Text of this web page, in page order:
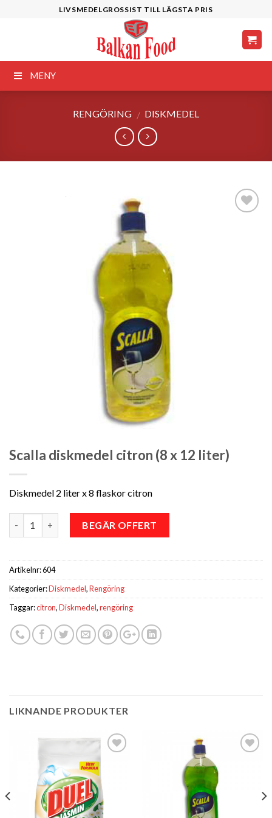
LIVSMEDELGROSSIST TILL LÄGSTA PRIS
MENY
RENGÖRING / DISKMEDEL
Scalla diskmedel citron (8 x 12 liter)
Diskmedel 2 liter x 8 flaskor citron
BEGÄR OFFERT
Artikelnr:604
Kategorier:Diskmedel,Rengöring
Taggar:citron,Diskmedel,rengöring
LIKNANDE PRODUKTER
Lägg till i
önskelistan